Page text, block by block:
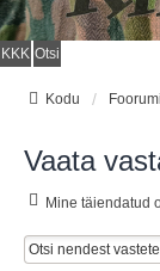
KKK Otsi
Kodu
Vaata
Mine täiendatud